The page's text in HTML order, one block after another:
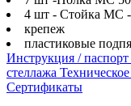
4 шт - Стойка МС
крепеж
пластиковые
Инструкция / паспорт
стеллажа
Сертификаты